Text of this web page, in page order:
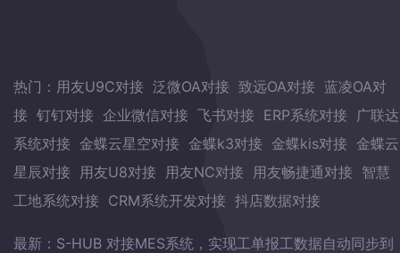
热门： 用友U9C对接 泛微OA对接 致远OA对接 蓝凌OA对
接 钉钉对接 企业微信对接 飞书对接 ERP系统对接 广联达
系统对接 金蝶云星空对接 金蝶k3对接 金蝶kis对接 金蝶云
星辰对接 用友U8对接 用友NC对接 用友畅捷通对接 智慧
工地系统对接 CRM系统开发对接 抖店数据对接
最新： S-HUB 对接MES系统，实现工单报工数据自动同步到